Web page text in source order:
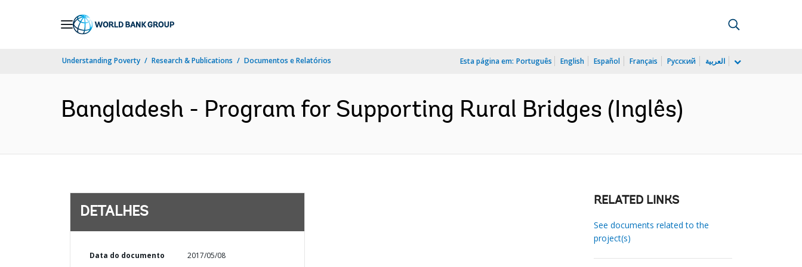
Understanding Poverty Research & Publications Documentos e Relatórios Esta página em: Português English Español Français Русский العربية
Bangladesh - Program for Supporting Rural Bridges (Inglês)
DETALHES
Data do documento 2017/05/08
RELATED LINKS
See documents related to the
project(s)